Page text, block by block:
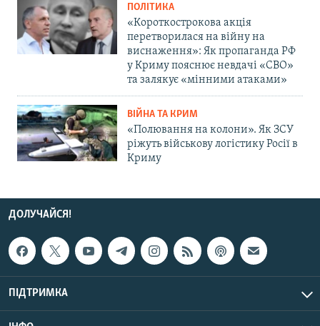
ПОЛІТИКА
«Короткострокова акція
перетворилася на війну на
виснаження»: Як пропаганда РФ
у Криму пояснює невдачі «СВО»
та залякує «мінними атаками»
ВІЙНА ТА КРИМ
«Полювання на колони». Як ЗСУ
ріжуть військову логістику Росії в
Криму
ДОЛУЧАЙСЯ!
ПІДТРИМКА